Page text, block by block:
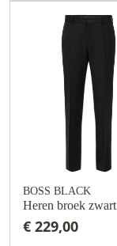
BOSS BLACK
Heren broek zwart
€ 229,00